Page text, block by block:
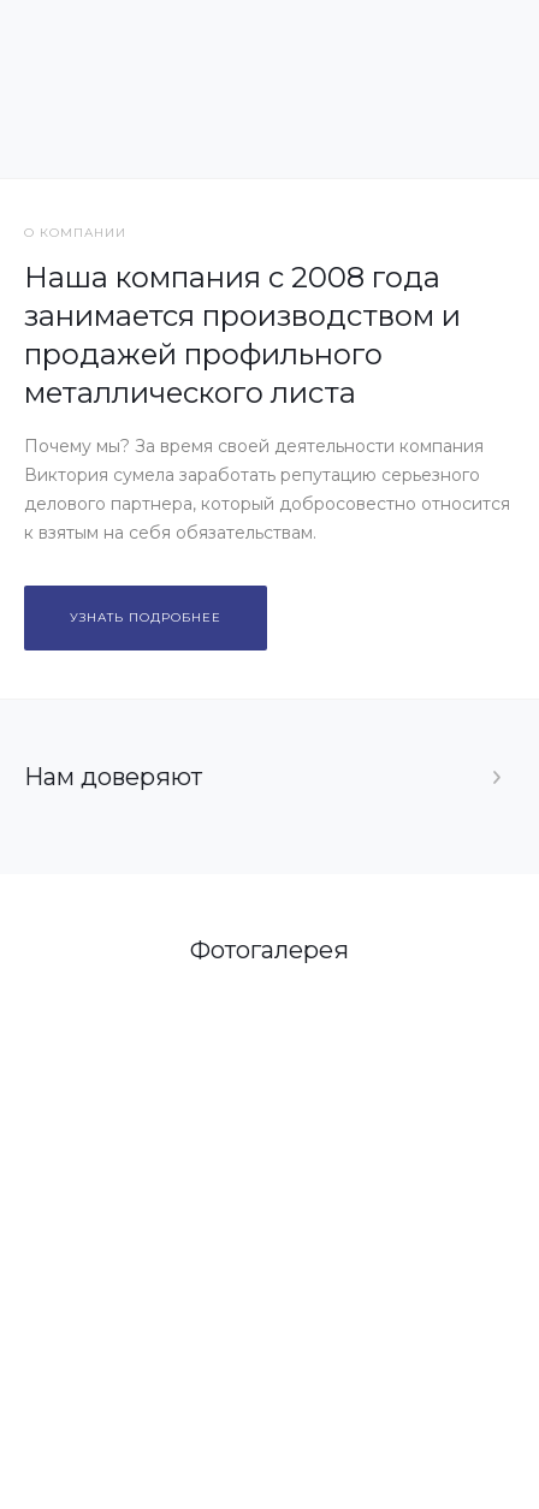
О КОМПАНИИ
Наша компания с 2008 года
занимается производством и
продажей профильного
металлического листа
Почему мы? За время своей деятельности компания
Виктория сумела заработать репутацию серьезного
делового партнера, который добросовестно относится
к взятым на себя обязательствам.
УЗНАТЬ ПОДРОБНЕЕ
Нам доверяют
Фотогалерея